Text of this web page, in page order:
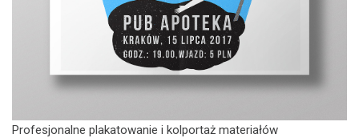
Profesjonalne plakatowanie i kolportaż materiałów